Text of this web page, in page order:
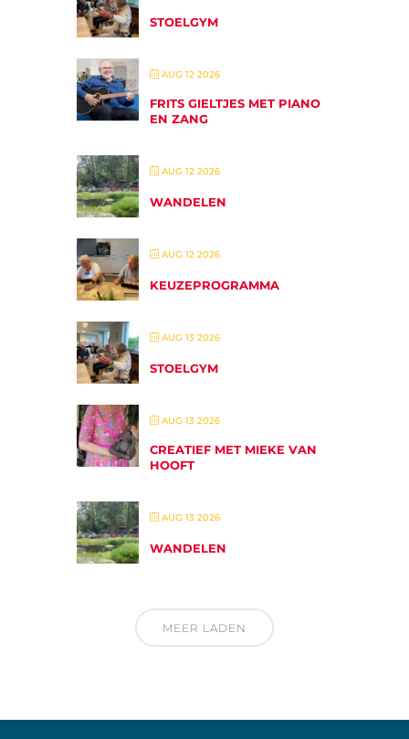
STOELGYM
AUG 12 2026
FRITS GIELTJES MET PIANO
EN ZANG
AUG 12 2026
WANDELEN
AUG 12 2026
KEUZEPROGRAMMA
AUG 13 2026
STOELGYM
AUG 13 2026
CREATIEF MET MIEKE VAN
HOOFT
AUG 13 2026
WANDELEN
MEER LADEN